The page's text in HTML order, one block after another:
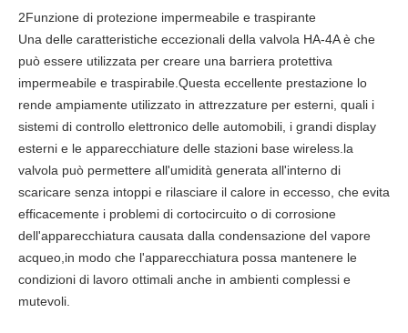
2Funzione di protezione impermeabile e traspirante
Una delle caratteristiche eccezionali della valvola HA-4A è che
può essere utilizzata per creare una barriera protettiva
impermeabile e traspirabile.Questa eccellente prestazione lo
rende ampiamente utilizzato in attrezzature per esterni, quali i
sistemi di controllo elettronico delle automobili, i grandi display
esterni e le apparecchiature delle stazioni base wireless.la
valvola può permettere all'umidità generata all'interno di
scaricare senza intoppi e rilasciare il calore in eccesso, che evita
efficacemente i problemi di cortocircuito o di corrosione
dell'apparecchiatura causata dalla condensazione del vapore
acqueo,in modo che l'apparecchiatura possa mantenere le
condizioni di lavoro ottimali anche in ambienti complessi e
mutevoli.